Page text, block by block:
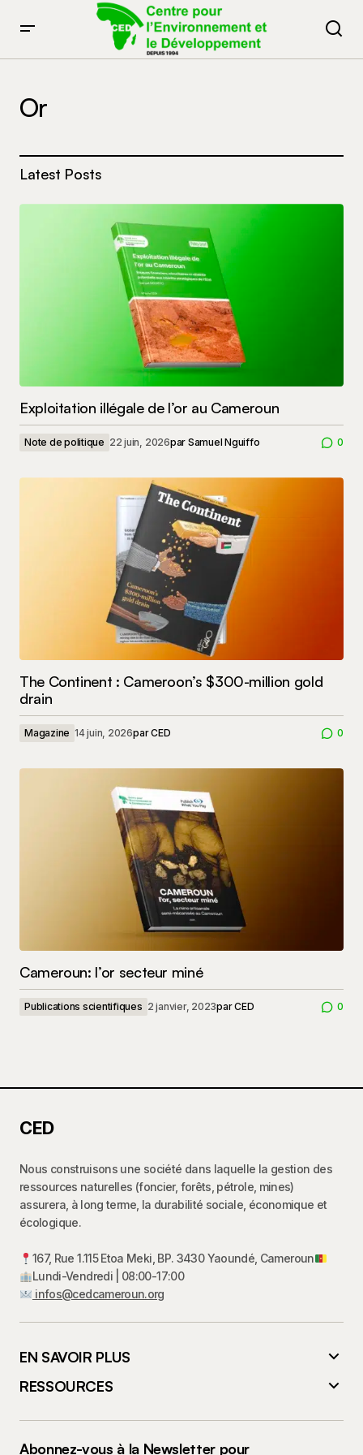
Or
Latest Posts
Exploitation illégale de l’or au Cameroun
Note de politique 22 juin, 2026par Samuel Nguiffo 0
The Continent : Cameroon’s $300-million gold
drain
Magazine 14 juin, 2026parCED 0
Cameroun: l’or secteur miné
Publications scientifiques 2 janvier, 2023parCED 0
CED
Nous construisons une société dans laquelle la gestion des
ressources naturelles (foncier, forêts, pétrole, mines)
assurera, à long terme, la durabilité sociale, économique et
écologique.
167, Rue 1.115 Etoa Meki, BP. 3430 Yaoundé, Cameroun
Lundi-Vendredi | 08:00-17:00
infos@cedcameroun.org
EN SAVOIR PLUS
RESSOURCES
Abonnez-vous à la Newsletter pour